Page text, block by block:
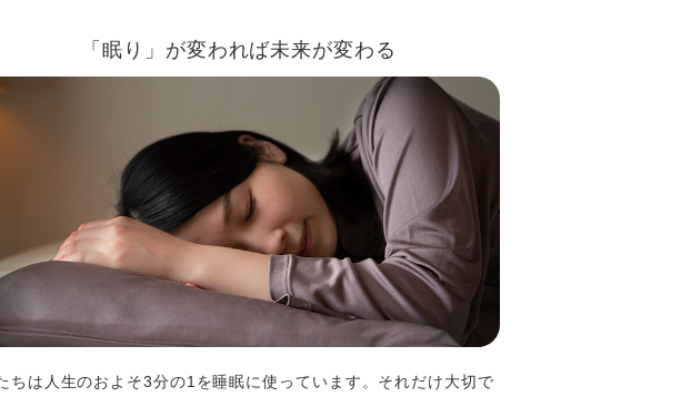
「眠り」が変われば未来が変わる
ちは人生のおよそ3分の1を睡眠に使っています。それだけ大切で